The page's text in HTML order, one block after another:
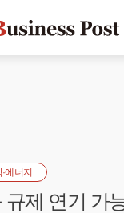
에너지
제 연기 가